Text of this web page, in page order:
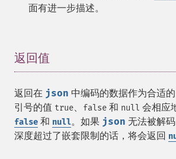
面有进一步描述。
返回值
返回在 json 中编码的数据作为合适
引号的值 true、 false 和 null 会相应
false 和 null。如果 json 无法被解
深度超过了嵌套限制的话，将会返回